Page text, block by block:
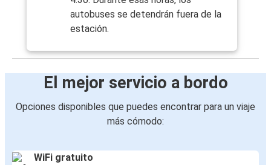
autobuses se detendrán fuera de la
estación.
El mejor servicio a bordo
Opciones disponibles que puedes encontrar para un viaje
más cómodo:
WiFi gratuito